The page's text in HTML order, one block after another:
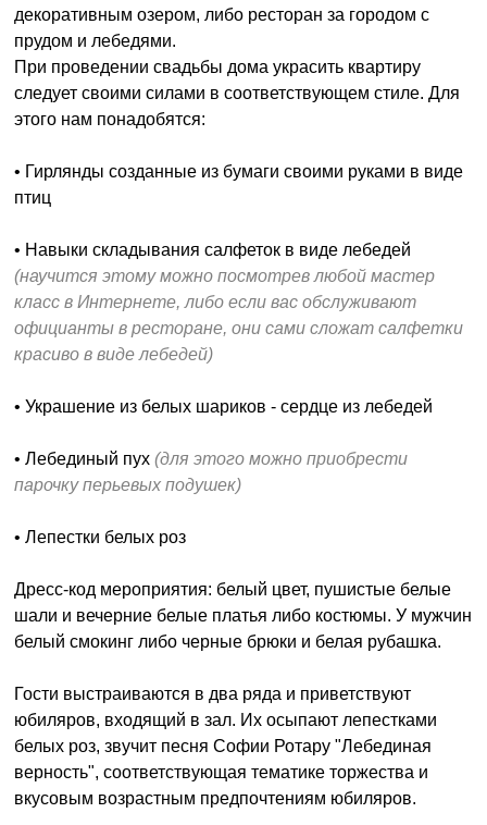
декоративным озером, либо ресторан за городом с
прудом и лебедями.
При проведении свадьбы дома украсить квартиру
следует своими силами в соответствующем стиле. Для
этого нам понадобятся:
• Гирлянды созданные из бумаги своими руками в виде
птиц
• Навыки складывания салфеток в виде лебедей
(научится этому можно посмотрев любой мастер
класс в Интернете, либо если вас обслуживают
официанты в ресторане, они сами сложат салфетки
красиво в виде лебедей)
• Украшение из белых шариков - сердце из лебедей
• Лебединый пух(для этого можно приобрести
парочку перьевых подушек)
• Лепестки белых роз
Дресс-код мероприятия: белый цвет, пушистые белые
шали и вечерние белые платья либо костюмы. У мужчин
белый смокинг либо черные брюки и белая рубашка.
Гости выстраиваются в два ряда и приветствуют
юбиляров, входящий в зал. Их осыпают лепестками
белых роз, звучит песня Софии Ротару "Лебединая
верность", соответствующая тематике торжества и
вкусовым возрастным предпочтениям юбиляров.